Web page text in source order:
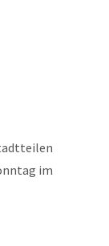
im